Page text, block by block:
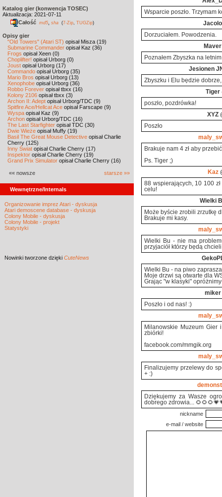
Katalog gier (konwencja TOSEC)
Aktualizacja: 2021-07-11
Całość md5 sha (7-Zip TUGZip)
Opisy gier
"Old Towers" (Atari ST) opisał Misza (19)
Submarine Commander opisał Kaz (36)
Frogs opisał Xeen (0)
Choplifter! opisał Urborg (0)
Joust opisał Urborg (17)
Commando opisał Urborg (35)
Mario Bros opisał Urborg (13)
Xenophobe opisał Urborg (36)
Robbo Forever opisał tbxx (16)
Kolony 2106 opisał tbxx (3)
Archon II: Adept opisał Urborg/TDC (9)
Spitfire Ace/Hellcat Ace opisał Farscape (9)
Wyspa opisał Kaz (9)
Archon opisał Urborg/TDC (16)
The Last Starfighter opisał TDC (30)
Dwie Wieże opisał Muffy (19)
Basil The Great Mouse Detective opisał Charlie
Cherry (125)
Inny Świat opisał Charlie Cherry (17)
Inspektor opisał Charlie Cherry (19)
Grand Prix Simulator opisał Charlie Cherry (16)
«« nowsze starsze »»
Wewnętrzne/Internals
Organizowanie imprez Atari - dyskusja
Atari demoscene database - dyskusja
Colony Mobile - dyskusja
Colony Mobile - projekt
Statystyki
Nowinki tworzone dzięki CuteNews
Wsparcie poszło. Trzymam
Jacolo
Dorzuciałem. Powodzenia.
Maver
Poznałem Zbyszka na letnim
Jesionen
Zbyszku i Elu będzie
Tiger
poszło, pozdrówka!
XYZ
Poszło
Brakuje nam 4 zł aby
Ps. Tiger ;)
Kaz
88 wspierających, 10 100
celu!
Wielki
Może byście zrobili zrzutkę
Brakuje mi kasy.
Wielki Bu - nie ma
przyjaciół którzy będą
Wielki Bu - na piwo
Moje drzwi są otwarte dla
Grając "w klasyki"
miker
Poszło i od nas! :)
Milanowskie Muzeum Gier
zbiórki!
facebook.com/mmgik.org
Finalizujemy przelewy do
+ :)
Dziękujemy za Wasze
dobrego zdrowia...
nickname
e-mail / website